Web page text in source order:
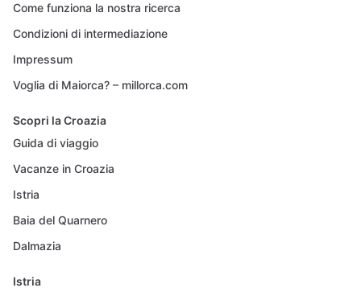
Come funziona la nostra ricerca
Condizioni di intermediazione
Impressum
Voglia di Maiorca? – millorca.com
Scopri la Croazia
Guida di viaggio
Vacanze in Croazia
Istria
Baia del Quarnero
Dalmazia
Istria